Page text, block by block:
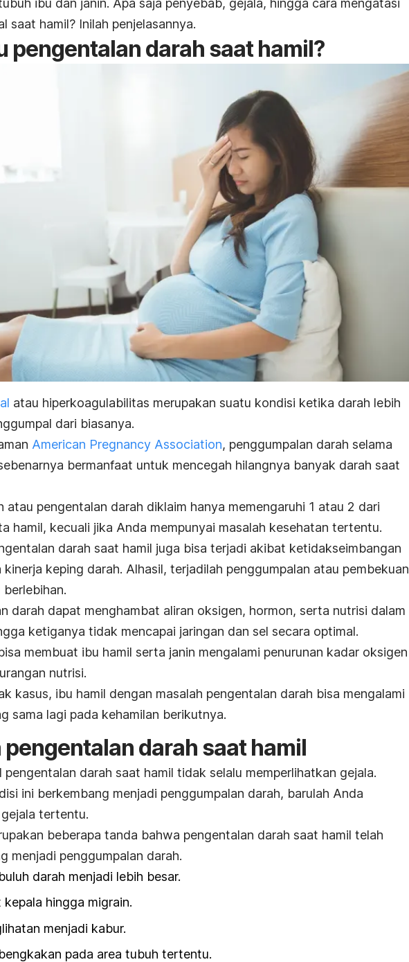
ibu dan janin. Apa saja penyebab, gejala, hingga cara mengatasi
saat hamil? Inilah penjelasannya.
pengentalan darah saat hamil?
atau hiperkoagulabilitas merupakan suatu kondisi ketika darah lebih
dari biasanya.
American Pregnancy Association, penggumpalan darah selama
bermanfaat untuk mencegah hilangnya banyak darah saat
atau pengentalan darah diklaim hanya memengaruhi 1 atau 2 dari
hamil, kecuali jika Anda mempunyai masalah kesehatan tertentu.
darah saat hamil juga bisa terjadi akibat ketidakseimbangan
kinerja keping darah. Alhasil, terjadilah penggumpalan atau pembekuan
darah dapat menghambat aliran oksigen, hormon, serta nutrisi dalam
ketiganya tidak mencapai jaringan dan sel secara optimal.
membuat ibu hamil serta janin mengalami penurunan kadar oksigen
nutrisi.
kasus, ibu hamil dengan masalah pengentalan darah bisa mengalami
sama lagi pada kehamilan berikutnya.
pengentalan darah saat hamil
pengentalan darah saat hamil tidak selalu memperlihatkan gejala.
ini berkembang menjadi penggumpalan darah, barulah Anda
tertentu.
beberapa tanda bahwa pengentalan darah saat hamil telah
menjadi penggumpalan darah.
darah menjadi lebih besar.
kepala hingga migrain.
menjadi kabur.
pada area tubuh tertentu.